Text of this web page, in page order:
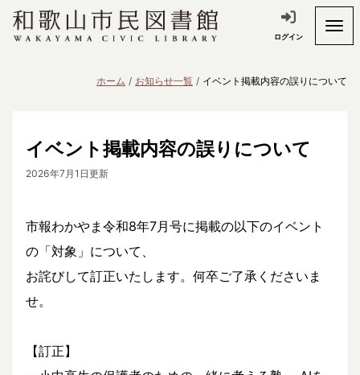
ログイン
ホーム お知らせ一覧 イベント掲載内容の誤りについて
イベント掲載内容の誤りについて
2026年7月1日更新
市報わかやま令和8年7月号に掲載の以下のイベント
の「対象」について、
お詫びして訂正いたします。何卒ご了承くださいま
せ。
【訂正】